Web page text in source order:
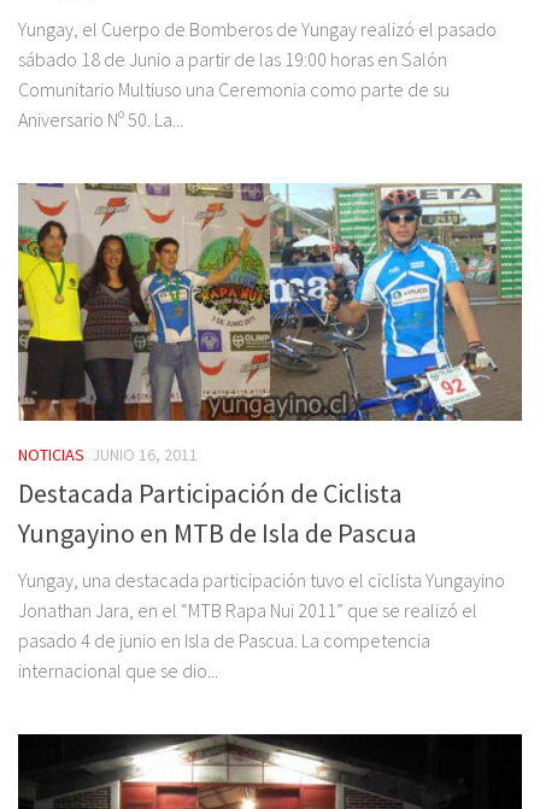
Yungay, el Cuerpo de Bomberos de Yungay realizó el pasado
sábado 18 de Junio a partir de las 19:00 horas en Salón
Comunitario Multiuso una Ceremonia como parte de su
Aniversario Nº 50. La...
NOTICIAS JUNIO 16, 2011
Destacada Participación de Ciclista
Yungayino en MTB de Isla de Pascua
Yungay, una destacada participación tuvo el ciclista Yungayino
Jonathan Jara, en el “MTB Rapa Nui 2011” que se realizó el
pasado 4 de junio en Isla de Pascua. La competencia
internacional que se dio...